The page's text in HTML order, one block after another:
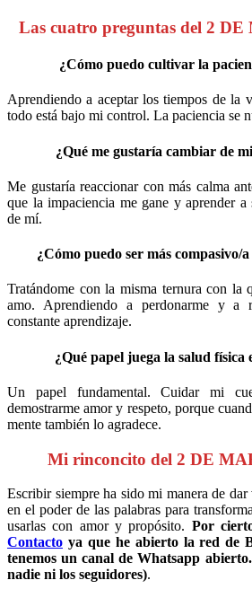
Las cuatro preguntas del 2
¿Cómo puedo cultivar la
Aprendiendo a aceptar los tiempos de la
todo está bajo mi control. La paciencia se
¿Qué me gustaría cambiar de
Me gustaría reaccionar con más calma
que la impaciencia me gane y aprender
de mí.
¿Cómo puedo ser más compasivo/
Tratándome con la misma ternura con la
amo. Aprendiendo a perdonarme y a
constante aprendizaje.
¿Qué papel juega la salud física
Un papel fundamental. Cuidar mi
demostrarme amor y respeto, porque
mente también lo agradece.
Mi rinconcito del 2 DE
Escribir siempre ha sido mi manera de
en el poder de las palabras para
usarlas con amor y propósito. Por
Contacto ya que he abierto la red de
tenemos un canal de Whatsapp
nadie ni los seguidores).